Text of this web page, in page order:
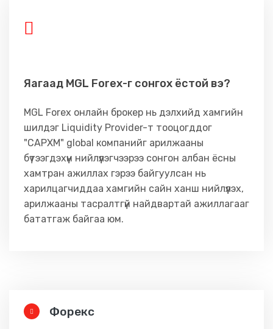
Яагаад MGL Forex-г сонгох ёстой вэ?
MGL Forex онлайн брокер нь дэлхийд хамгийн
шилдэг Liquidity Provider-т тооцогддог
"CAPXM" global компанийг арилжааны
бүтээгдэхүүн нийлүүлэгчээрээ сонгон албан ёсны
хамтран ажиллах гэрээ байгуулсан нь
харилцагчиддаа хамгийн сайн ханш нийлүүлэх,
арилжааны тасралтгүй найдвартай ажиллагааг
бататгаж байгаа юм.
Форекс